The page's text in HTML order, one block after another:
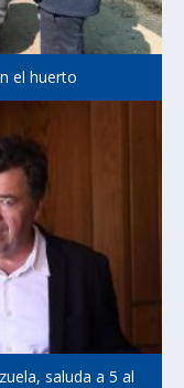
el huerto
saluda a 5 al